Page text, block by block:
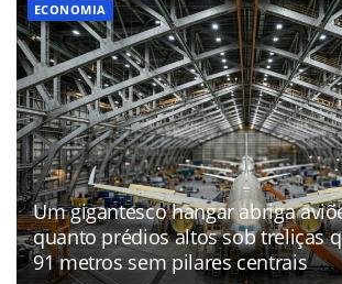
ECONOMIA
Um gigantesco hangar abriga
quanto prédios altos sob treliças
91 metros sem pilares centrais